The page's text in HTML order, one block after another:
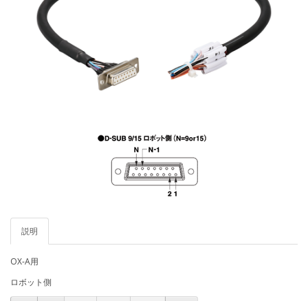
説明
OX-A用
ロボット側